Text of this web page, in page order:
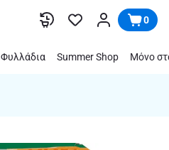
0
Φυλλάδια Summer Shop Μόνο